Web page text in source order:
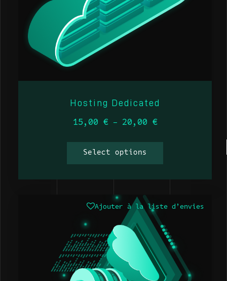
Hosting Dedicated
15,00 €– 20,00 €
Select options
Ajouter à la liste d’envies